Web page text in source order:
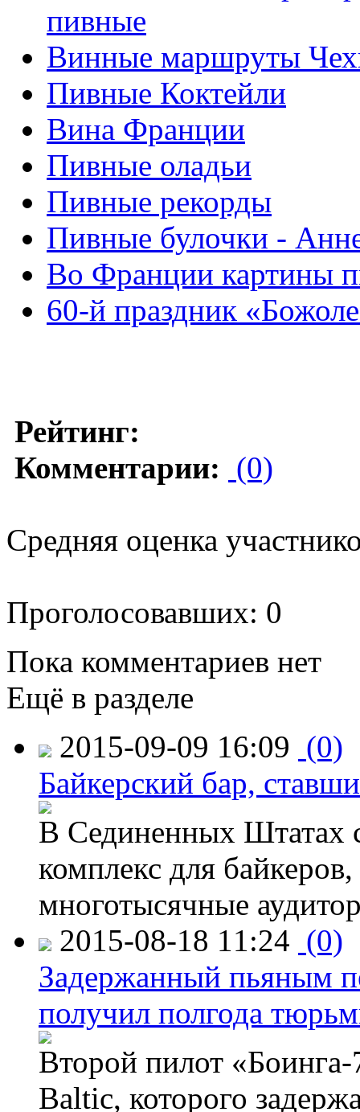
пивные
Винные маршруты
Пивные Коктейли
Вина Франции
Пивные оладьи
Пивные рекорды
Пивные булочки -
Во Франции картины
60-й праздник
Рейтинг:
Комментарии: (0)
Средняя оценка
Проголосовавших: 0
Пока комментариев нет
Ещё в разделе
2015-09-09 16:09 (0)
Байкерский бар,
В Сединенных Штатах
комплекс для
многотысячные
2015-08-18 11:24 (0)
Задержанный пьяным
получил полгода
Второй пилот
Baltic, которого